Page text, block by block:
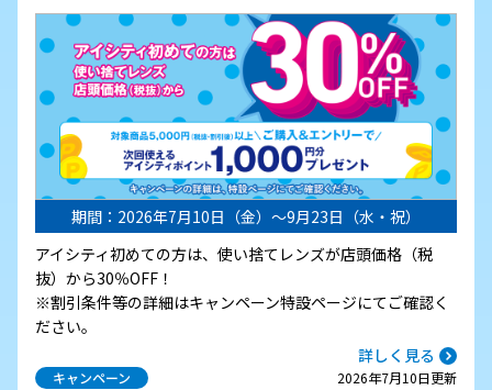
期間：2026年7月10日（金）～9月23日（水・祝）
アイシティ初めての方は、使い捨てレンズが店頭価格（税
抜）から30％OFF！
※割引条件等の詳細はキャンペーン特設ページにてご確認く
ださい。
詳しく見る
キャンペーン 2026年7月10日更新